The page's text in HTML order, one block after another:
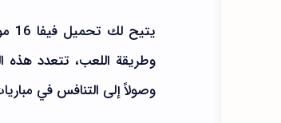
وطريقة اللعب، تتعدد هذه
وصولاً إلى التنافس في